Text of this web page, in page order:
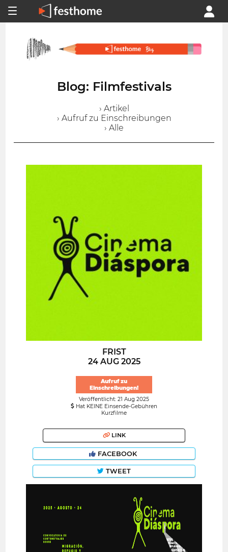
Blog: Filmfestivals
› Artikel
› Aufruf zu Einschreibungen
› Alle
FRIST
24 AUG 2025
Aufruf zu
Einschreibungen!
Veröffentlicht: 21 Aug 2025
Hat KEINE Einsende-Gebühren
Kurzfilme
LINK
FACEBOOK
TWEET